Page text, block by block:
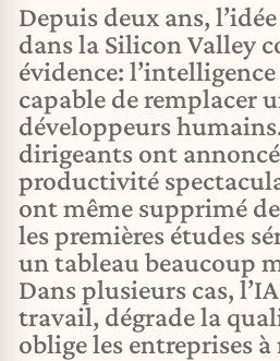
Depuis deux ans,
dans la Silicon Valley
évidence:
capable de remplacer
développeurs
dirigeants ont
productivité
ont même supprimé
les premières études
un tableau beaucoup
Dans plusieurs cas,
travail, dégrade la
oblige les entreprises